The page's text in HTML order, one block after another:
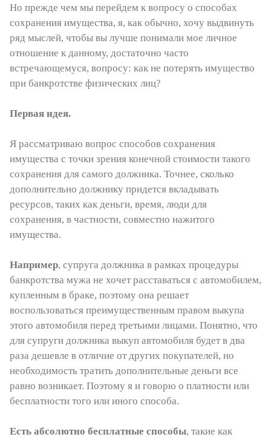
Но прежде чем мы перейдем к вопросу о способах
сохранения имущества, я, как обычно, хочу выдвинуть
ряд мыслей, чтобы вы лучше понимали мое личное
отношение к данному, достаточно часто
встречающемуся, вопросу: как не потерять имущество
при банкротстве физических лиц?
Первая идея.
Я рассматриваю вопрос способов сохранения
имущества с точки зрения конечной стоимости такого
сохранения для самого должника. Точнее, сколько
дополнительно должнику придется вкладывать
ресурсов, таких как деньги, время, люди для
сохранения, в частности, совместно нажитого
имущества.
Например, супруга должника в рамках процедуры
банкротства мужа не хочет расставаться с автомобилем,
купленным в браке, поэтому она решает
воспользоваться преимущественным правом выкупа
этого автомобиля перед третьими лицами. Понятно, что
для супруги должника выкуп автомобиля будет в два
раза дешевле в отличие от других покупателей, но
необходимость тратить дополнительные деньги все
равно возникает. Поэтому я и говорю о платности или
бесплатности того или иного способа.
Есть абсолютно бесплатные способы, такие как